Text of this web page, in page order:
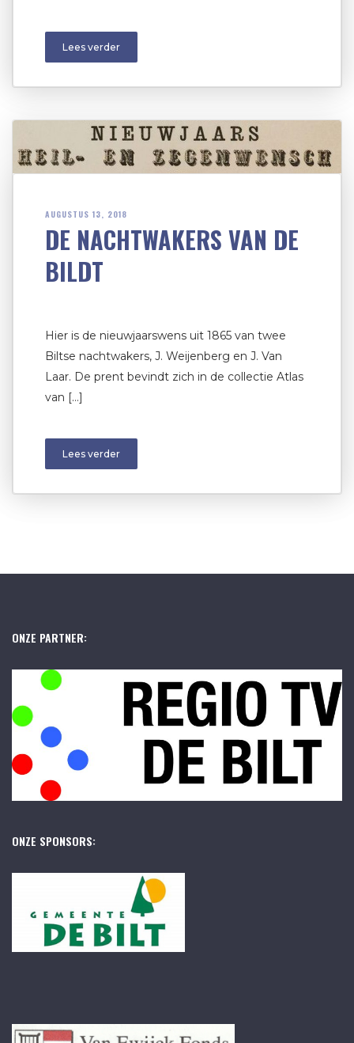
Lees verder
AUGUSTUS 13, 2018
DE NACHTWAKERS VAN DE
BILDT
Hier is de nieuwjaarswens uit 1865 van twee
Biltse nachtwakers, J. Weijenberg en J. Van
Laar. De prent bevindt zich in de collectie Atlas
van […]
Lees verder
ONZE PARTNER:
ONZE SPONSORS: